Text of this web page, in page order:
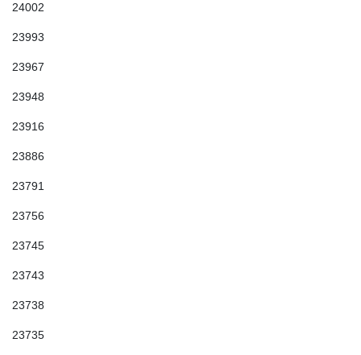
24002
23993
23967
23948
23916
23886
23791
23756
23745
23743
23738
23735